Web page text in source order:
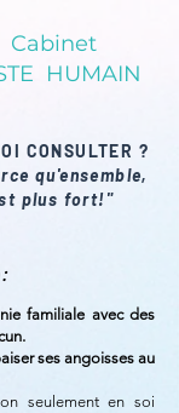
Cabinet
HUMAIN
CONSULTER ?
e qu'ensemble,
plus fort!"
familiale avec des
.
ses angoisses au
seulement en soi